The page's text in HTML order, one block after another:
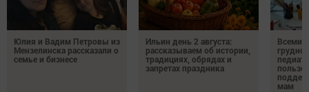
Юлия и Вадим Петровы из
Мензелинска рассказали о
семье и бизнесе
Ильин день 2 августа:
рассказываем об истории,
традициях, обрядах и
запретах праздника
пользе
мам